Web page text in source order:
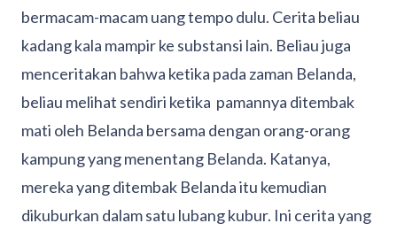
bermacam-macam uang tempo dulu. Cerita beliau
kadang kala mampir ke substansi lain. Beliau juga
menceritakan bahwa ketika pada zaman Belanda,
beliau melihat sendiri ketika pamannya ditembak
mati oleh Belanda bersama dengan orang-orang
kampung yang menentang Belanda. Katanya,
mereka yang ditembak Belanda itu kemudian
dikuburkan dalam satu lubang kubur. Ini cerita yang